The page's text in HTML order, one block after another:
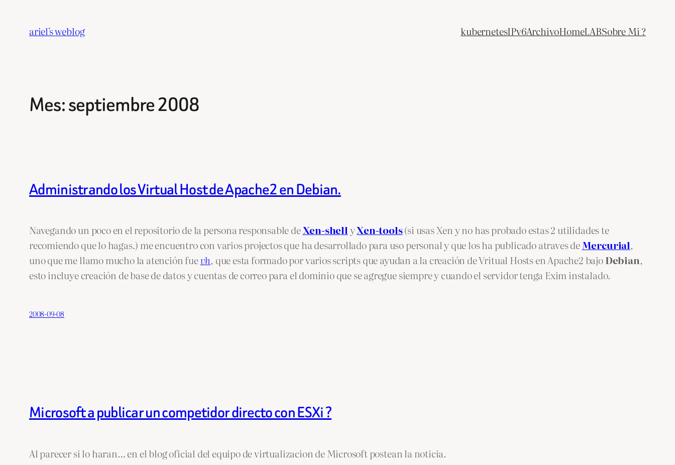
contenido
ariel's weblog kubernetesIPv6ArchivoHomeLABSobre Mi ?
Mes:septiembre 2008
Administrando los Virtual Host de Apache2 en Debian.
Navegando un poco en el repositorio de la persona responsable deXen-shellyXen-tools(si usas Xen y no has probado estas 2 utilidades te
recomiendo que lo hagas.) me encuentro con varios projectos que ha desarrollado para uso personal y que los ha publicado atraves deMercurial,
uno que me llamo mucho la atención fuevh, que esta formado por varios scripts que ayudan a la creación de Vritual Hosts en Apache2 bajoDebian,
esto incluye creación de base de datos y cuentas de correo para el dominio que se agregue siempre y cuando el servidor tenga Exim instalado.
2008-09-08
Microsoft a publicar un competidor directo con ESXi ?
Al parecer si lo haran… en el blog oficial del equipo de virtualizacion de Microsoft postean la noticia.